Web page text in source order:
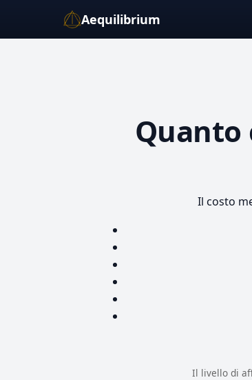
Aequilibrium
Quanto
Il costo
Il livello di